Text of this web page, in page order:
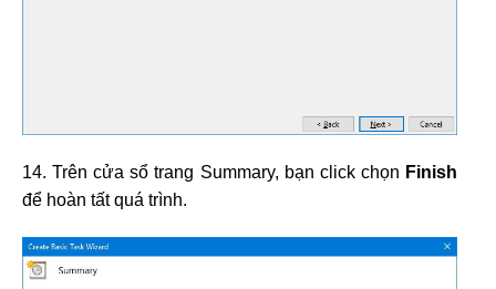
14. Trên cửa sổ trang Summary, bạn click chọn Finish
để hoàn tất quá trình.